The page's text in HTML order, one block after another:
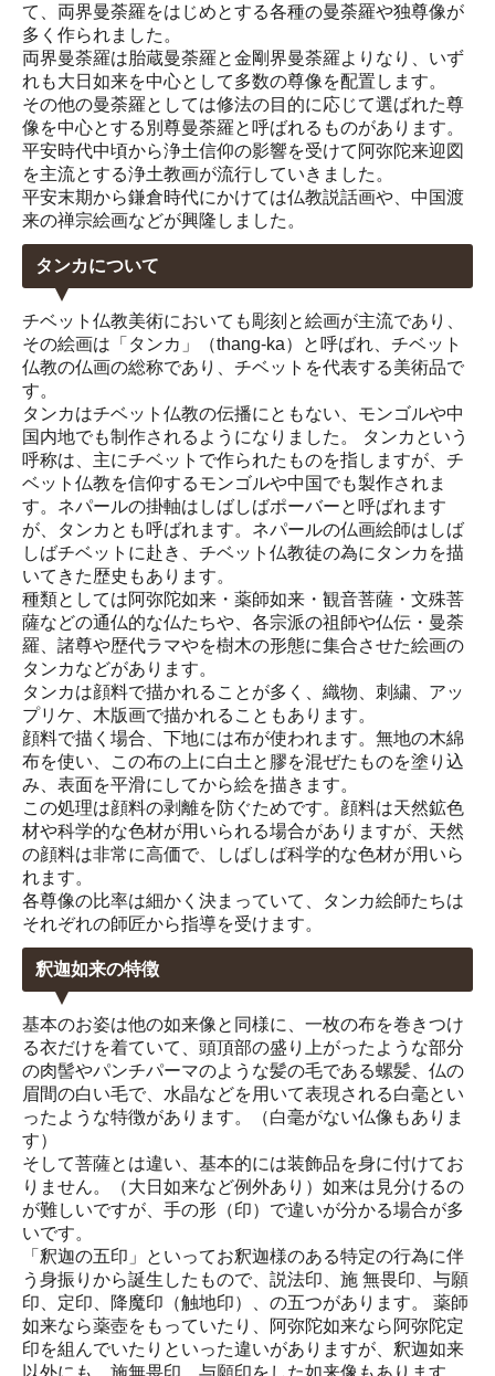
て、両界曼荼羅をはじめとする各種の曼荼羅や独尊像が
多く作られました。
両界曼荼羅は胎蔵曼荼羅と金剛界曼荼羅よりなり、いず
れも大日如来を中心として多数の尊像を配置します。
その他の曼荼羅としては修法の目的に応じて選ばれた尊
像を中心とする別尊曼荼羅と呼ばれるものがあります。
平安時代中頃から浄土信仰の影響を受けて阿弥陀来迎図
を主流とする浄土教画が流行していきました。
平安末期から鎌倉時代にかけては仏教説話画や、中国渡
来の禅宗絵画などが興隆しました。
タンカについて
チベット仏教美術においても彫刻と絵画が主流であり、
その絵画は「タンカ」（thang-ka）と呼ばれ、チベット
仏教の仏画の総称であり、チベットを代表する美術品で
す。
タンカはチベット仏教の伝播にともない、モンゴルや中
国内地でも制作されるようになりました。 タンカという
呼称は、主にチベットで作られたものを指しますが、チ
ベット仏教を信仰するモンゴルや中国でも製作されま
す。ネパールの掛軸はしばしばポーバーと呼ばれます
が、タンカとも呼ばれます。ネパールの仏画絵師はしば
しばチベットに赴き、チベット仏教徒の為にタンカを描
いてきた歴史もあります。
種類としては阿弥陀如来・薬師如来・観音菩薩・文殊菩
薩などの通仏的な仏たちや、各宗派の祖師や仏伝・曼荼
羅、諸尊や歴代ラマやを樹木の形態に集合させた絵画の
タンカなどがあります。
タンカは顔料で描かれることが多く、織物、刺繍、アッ
プリケ、木版画で描かれることもあります。
顔料で描く場合、下地には布が使われます。無地の木綿
布を使い、この布の上に白土と膠を混ぜたものを塗り込
み、表面を平滑にしてから絵を描きます。
この処理は顔料の剥離を防ぐためです。顔料は天然鉱色
材や科学的な色材が用いられる場合がありますが、天然
の顔料は非常に高価で、しばしば科学的な色材が用いら
れます。
各尊像の比率は細かく決まっていて、タンカ絵師たちは
それぞれの師匠から指導を受けます。
釈迦如来の特徴
基本のお姿は他の如来像と同様に、一枚の布を巻きつけ
る衣だけを着ていて、頭頂部の盛り上がったような部分
の肉髻やパンチパーマのような髪の毛である螺髪、仏の
眉間の白い毛で、水晶などを用いて表現される白毫とい
ったような特徴があります。（白毫がない仏像もありま
す）
そして菩薩とは違い、基本的には装飾品を身に付けてお
りません。（大日如来など例外あり）如来は見分けるの
が難しいですが、手の形（印）で違いが分かる場合が多
いです。
「釈迦の五印」といってお釈迦様のある特定の行為に伴
う身振りから誕生したもので、説法印、施 無畏印、与願
印、定印、降魔印（触地印）、の五つがあります。 薬師
如来なら薬壺をもっていたり、阿弥陀如来なら阿弥陀定
印を組んでいたりといった違いがありますが、釈迦如来
以外にも、施無畏印、与願印をした如来像もあります。